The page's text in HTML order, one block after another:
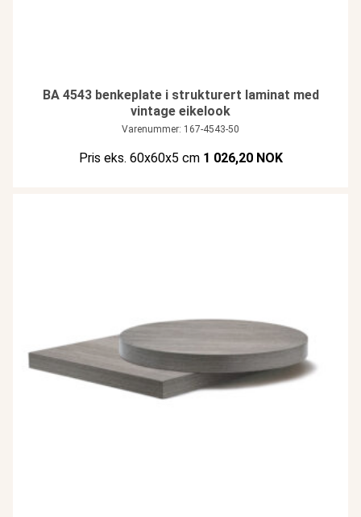
BA 4543 benkeplate i strukturert laminat med
vintage eikelook
Varenummer: 167-4543-50
Pris eks. 60x60x5 cm 1 026,20 NOK